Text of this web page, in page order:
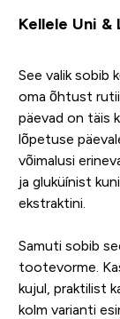
Kellele Uni &
See valik sobib
oma õhtust
päevad on täis
lõpetuse
võimalusi
ja gluküínist
ekstraktini.
Samuti sobib
tootevorme.
kujul, praktilist
kolm varianti